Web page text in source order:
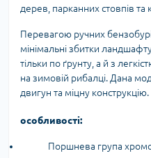
дерев, парканних стовпів та
Перевагою ручних
мінімальні збитки
тільки по ґрунту, а й з
на зимовій рибалці. Дана
двигун та міцну конструкцію.
особливості:
Поршнева група